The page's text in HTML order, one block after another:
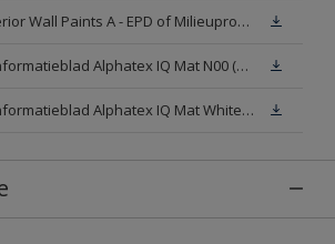
Sikkens Exterior Wall Paints A - EPD of Milieuproductverklaring
Veiligheidsinformatieblad Alphatex IQ Mat N00 (MSDS)
Veiligheidsinformatieblad Alphatex IQ Mat White W05 (MSDS)